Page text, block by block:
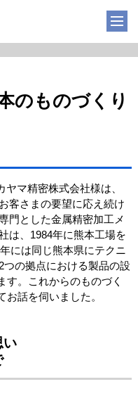
のものづくり
マ精密株式会社様は、
客さまの要望に応え続け
門とした金属精密加工メ
は、1984年に熊本工場を
には同じ熊本県にテクニ
つの拠点における製品の設
す。これからのものづく
話を伺いました。
い